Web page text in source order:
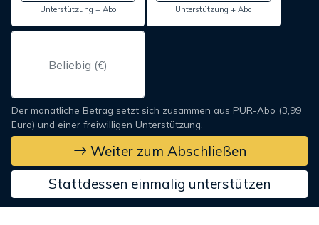
Unterstützung + Abo Unterstützung + Abo
Der monatliche Betrag setzt sich zusammen aus PUR-Abo (3,99
Euro) und einer freiwilligen Unterstützung.
Weiter zum Abschließen
Stattdessen einmalig unterstützen